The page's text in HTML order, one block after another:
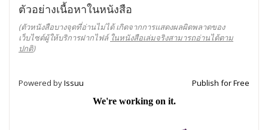
ตัวอย่างเนื้อหาในหนังสือ
(ตัวหนังสือบางจุดที่อ่านไม่ได้ เกิดจากการแสดงผลผิดพลาดของ
เว็บไซต์ผู้ให้บริการฝากไฟล์ ในหนังสือเล่มจริงสามารถอ่านได้ตาม
ปกติ)
Powered byIssuu Publish for Free